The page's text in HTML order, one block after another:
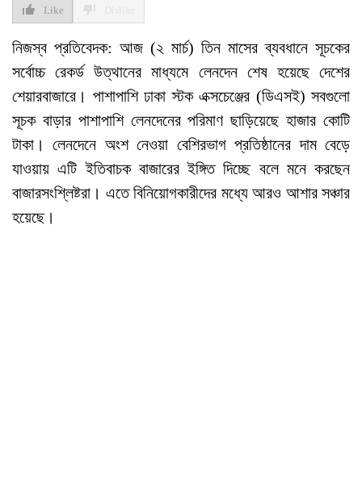
Like
নিজস্ব প্রতিবেদক: আজ (২ মার্চ) তিন মাসের ব্যবধানে সূচকের
সর্বোচ্চ রেকর্ড উত্থানের মাধ্যমে লেনদেন শেষ হয়েছে দেশের
শেয়ারবাজারে। পাশাপাশি ঢাকা স্টক এক্সচেঞ্জের (ডিএসই) সবগুলো
সূচক বাড়ার পাশাপাশি লেনদেনের পরিমাণ ছাড়িয়েছে হাজার কোটি
টাকা। লেনদেনে অংশ নেওয়া বেশিরভাগ প্রতিষ্ঠানের দাম বেড়ে
যাওয়ায় এটি ইতিবাচক বাজারের ইঙ্গিত দিচ্ছে বলে মনে করছেন
বাজারসংশ্লিষ্টরা। এতে বিনিয়োগকারীদের মধ্যে আরও আশার সঞ্চার
হয়েছে।